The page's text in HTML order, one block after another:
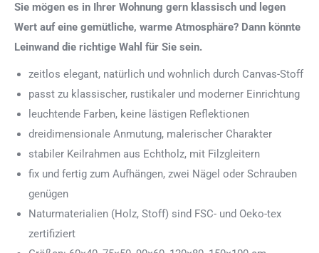
Sie mögen es in Ihrer Wohnung gern klassisch und legen
Wert auf eine gemütliche, warme Atmosphäre? Dann könnte
Leinwand die richtige Wahl für Sie sein.
zeitlos elegant, natürlich und wohnlich durch Canvas-Stoff
passt zu klassischer, rustikaler und moderner Einrichtung
leuchtende Farben, keine lästigen Reflektionen
dreidimensionale Anmutung, malerischer Charakter
stabiler Keilrahmen aus Echtholz, mit Filzgleitern
fix und fertig zum Aufhängen, zwei Nägel oder Schrauben
genügen
Naturmaterialien (Holz, Stoff) sind FSC- und Oeko-tex
zertifiziert